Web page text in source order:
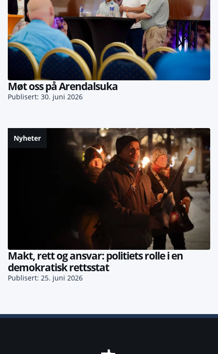
Møt oss på Arendalsuka
Publisert: 30. juni 2026
Nyheter
Makt, rett og ansvar: politiets rolle i en
demokratisk rettsstat
Publisert: 25. juni 2026